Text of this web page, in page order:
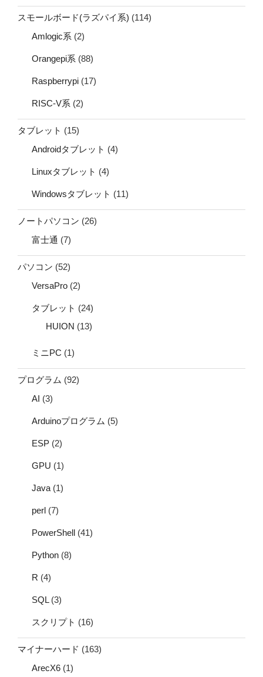
スモールボード(ラズパイ系) (114)
Amlogic系 (2)
Orangepi系 (88)
Raspberrypi (17)
RISC-V系 (2)
タブレット (15)
Androidタブレット (4)
Linuxタブレット (4)
Windowsタブレット (11)
ノートパソコン (26)
富士通 (7)
パソコン (52)
VersaPro (2)
タブレット (24)
HUION (13)
ミニPC (1)
プログラム (92)
AI (3)
Arduinoプログラム (5)
ESP (2)
GPU (1)
Java (1)
perl (7)
PowerShell (41)
Python (8)
R (4)
SQL(3)
スクリプト (16)
マイナーハード (163)
ArecX6 (1)